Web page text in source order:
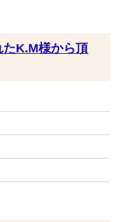
K.M様から頂